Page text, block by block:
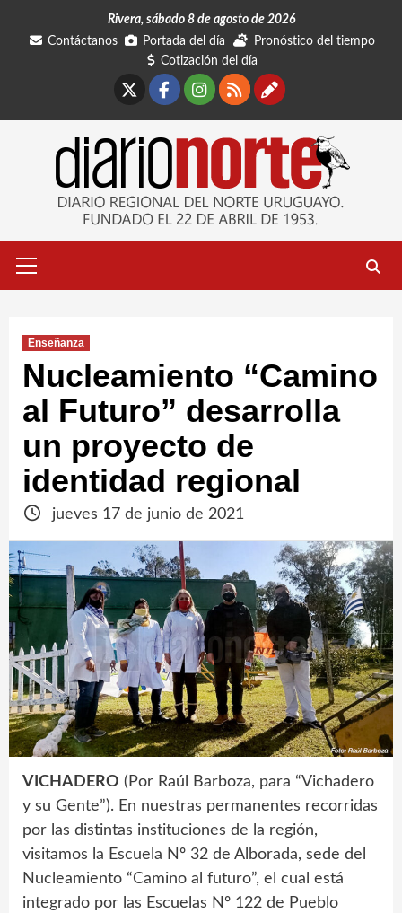
Rivera, sábado 8 de agosto de 2026
Contáctanos
Portada del día
Pronóstico del tiempo
Cotización del día
Facebook
Instagram
RSSContáctanos
primario
Enseñanza
Nucleamiento “Camino
al Futuro” desarrolla
un proyecto de
identidad regional
jueves 17 de junio de 2021
VICHADERO (Por Raúl Barboza, para “Vichadero
y su Gente”). En nuestras permanentes recorridas
por las distintas instituciones de la región,
visitamos la Escuela Nº 32 de Alborada, sede del
Nucleamiento “Camino al futuro”, el cual está
integrado por las Escuelas Nº 122 de Pueblo